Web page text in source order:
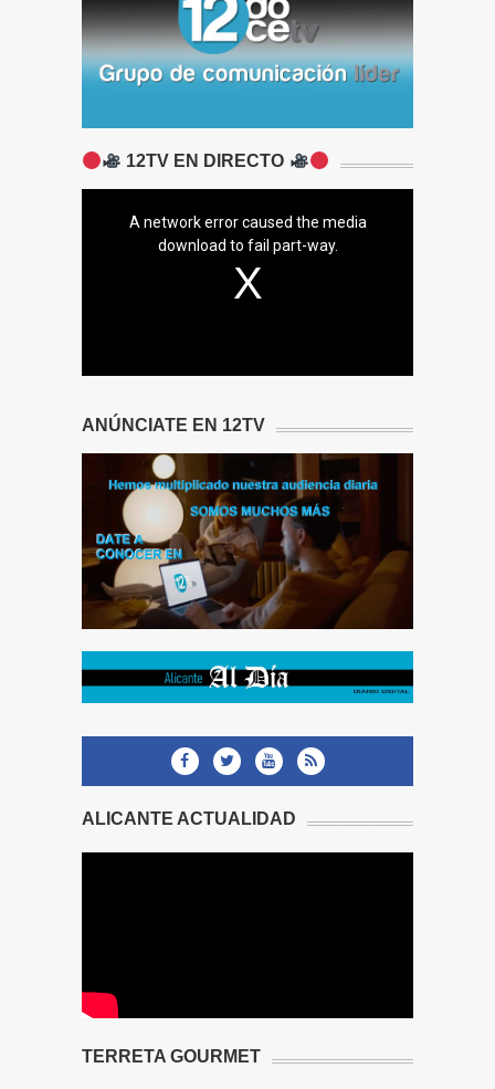
12TV EN DIRECTO
A network error caused the media
download to fail part-way.
ANÚNCIATE EN 12TV
ALICANTE ACTUALIDAD
TERRETA GOURMET